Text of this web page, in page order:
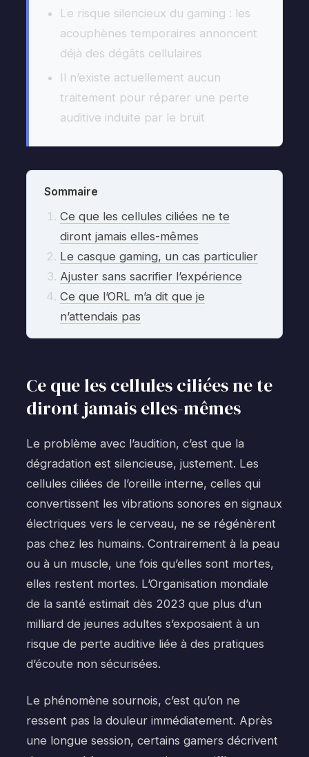
Le risque silencieux du gaming : les
acouphènes temporaires annoncent
déjà des dégâts cellulaires
Il n’existe actuellement aucun
traitement pour réparer une perte
auditive induite par le bruit
Sommaire
Ce que les cellules ciliées ne te
diront jamais elles-mêmes
Le casque gaming, un cas particulier
Ajuster sans sacrifier l’expérience
Ce que l’ORL m’a dit que je
n’attendais pas
Ce que les cellules ciliées ne te
diront jamais elles-mêmes
Le problème avec l’audition, c’est que la
dégradation est silencieuse, justement. Les
cellules ciliées de l’oreille interne, celles qui
convertissent les vibrations sonores en signaux
électriques vers le cerveau, ne se régénèrent
pas chez les humains. Contrairement à la peau
ou à un muscle, une fois qu’elles sont mortes,
elles restent mortes. L’Organisation mondiale
de la santé estimait dès 2023 que plus d’un
milliard de jeunes adultes s’exposaient à un
risque de perte auditive liée à des pratiques
d’écoute non sécurisées.
Le phénomène sournois, c’est qu’on ne
ressent pas la douleur immédiatement. Après
une longue session, certains gamers décrivent